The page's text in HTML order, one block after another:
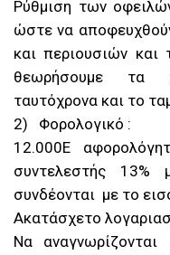
Ρύθμιση των
ώστε να
και περιουσιών και
θεωρήσουμε τα
ταυτόχρονα και το
2) Φορολογικό :
12.000Ε
συντελεστής 13%
συνδέονται με το
Ακατάσχετο
Να